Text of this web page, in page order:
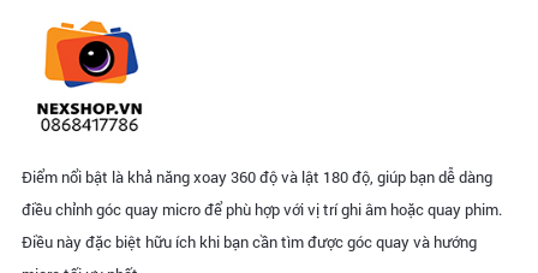
Điểm nổi bật là khả năng xoay 360 độ và lật 180 độ, giúp bạn dễ dàng
điều chỉnh góc quay micro để phù hợp với vị trí ghi âm hoặc quay phim.
Điều này đặc biệt hữu ích khi bạn cần tìm được góc quay và hướng